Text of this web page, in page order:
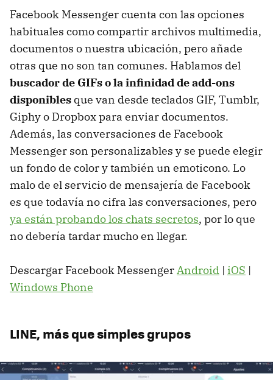
Facebook Messenger cuenta con las opciones
habituales como compartir archivos multimedia,
documentos o nuestra ubicación, pero añade
otras que no son tan comunes. Hablamos del
buscador de GIFs o la infinidad de add-ons
disponibles que van desde teclados GIF, Tumblr,
Giphy o Dropbox para enviar documentos.
Además, las conversaciones de Facebook
Messenger son personalizables y se puede elegir
un fondo de color y también un emoticono. Lo
malo de el servicio de mensajería de Facebook
es que todavía no cifra las conversaciones, pero
ya están probando los chats secretos, por lo que
no debería tardar mucho en llegar.
Descargar Facebook MessengerAndroid | iOS |
Windows Phone
LINE, más que simples grupos